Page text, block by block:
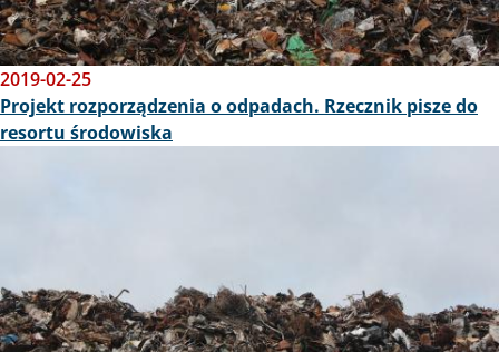
2019-02-25
Projekt rozporządzenia o odpadach. Rzecznik pisze do
resortu środowiska